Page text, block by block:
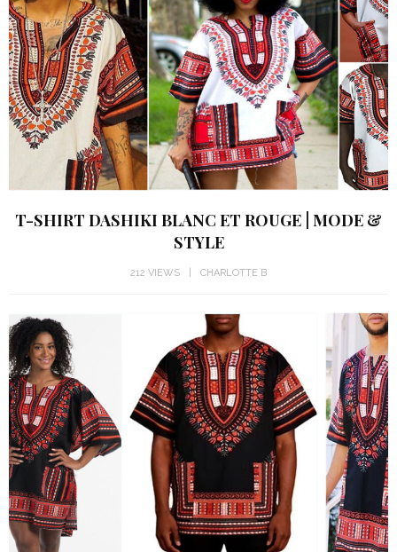
T-SHIRT DASHIKI BLANC ET ROUGE | MODE &
STYLE
212 VIEWS CHARLOTTE B